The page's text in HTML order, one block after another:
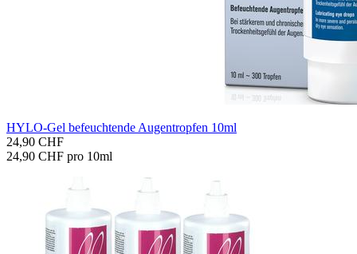
HYLO-​Gel be­feuch­ten­de Au­gen­trop­fen 10ml
24,90 CHF
24,90 CHF pro 10ml